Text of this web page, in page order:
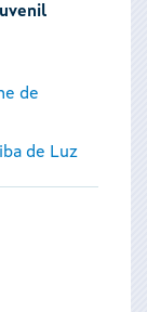
de
de Luz